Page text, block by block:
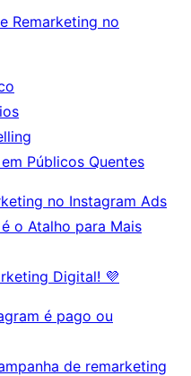
Remarketing no
Públicos Quentes
no Instagram Ads
o Atalho para Mais
Digital! 💜
é pago ou
de remarketing